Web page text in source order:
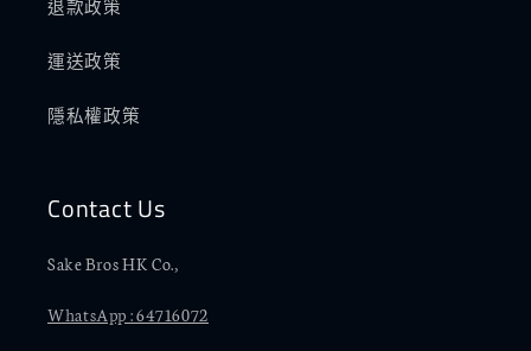
退款政策
運送政策
隱私權政策
Contact Us
Sake Bros HK Co.,
WhatsApp : 64716072